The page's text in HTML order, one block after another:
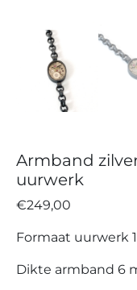
Armband
uurwerk
€249,00
Formaat uurwerk
Dikte armband 6